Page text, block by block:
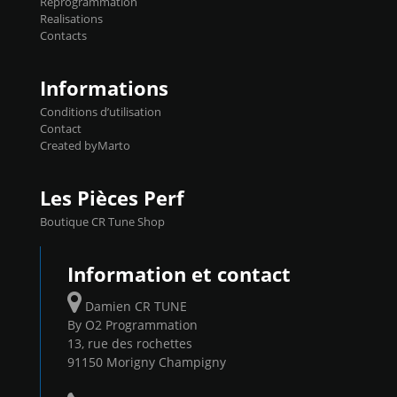
Reprog SP 98 sur le calculateur d'origine
450€ TTC Un gain d'environ 10cv et 15nm
Realisations
Contacts
Informations
Conditions d’utilisation
Contact
Created byMarto
Les Pièces Perf
Boutique CR Tune Shop
Information et contact
Damien CR TUNE
By O2 Programmation
13, rue des rochettes
91150 Morigny Champigny